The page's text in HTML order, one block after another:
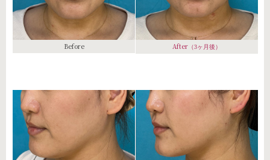
Before After （3ヶ月後）